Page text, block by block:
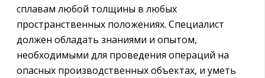
сплавам любой толщины в любых
пространственных положениях. Специалист
должен обладать знаниями и опытом,
необходимыми для проведения операций на
опасных производственных объектах, и уметь